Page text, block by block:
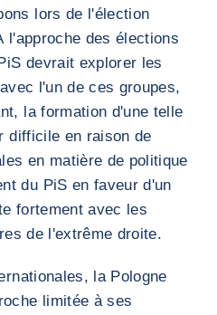
lors de l'élection
l'approche des élections
devrait explorer les
l'un de ces groupes,
la formation d'une telle
difficile en raison de
en matière de politique
du PiS en faveur d'un
fortement avec les
de l'extrême droite.
la Pologne
limitée à ses